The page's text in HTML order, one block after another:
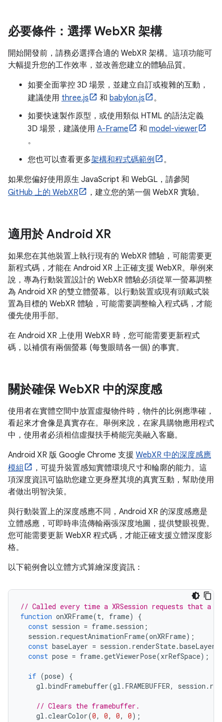
必要條件：選擇 WebXR 架構
開始開發前，請務必選擇合適的 WebXR 架構。這項功能可
大幅提升您的工作效率，並改善您建立的體驗品質。
如要全面掌控 3D 場景，並建立自訂或複雜的互動，
建議使用 three.js 和 babylon.js
。
如要快速製作原型，或使用類似 HTML 的語法定義
3D 場景，建議使用 A-Frame 和 model-viewer
。
您也可以查看更多架構和程式碼範例
。
如果您偏好使用原生 JavaScript 和 WebGL，請參閱
GitHub 上的 WebXR
，建立您的第一個 WebXR 實驗。
適用於 Android XR
如果您在其他裝置上執行現有的 WebXR 體驗，可能需要更
新程式碼，才能在 Android XR 上正確支援 WebXR。舉例來
說，專為行動裝置設計的 WebXR 體驗必須從單一螢幕調整
為 Android XR 的雙立體螢幕。以行動裝置或現有頭戴式裝
置為目標的 WebXR 體驗，可能需要調整輸入程式碼，才能
優先使用手部。
在 Android XR 上使用 WebXR 時，您可能需要更新程式
碼，以補償有兩個螢幕 (每隻眼睛各一個) 的事實。
關於確保 WebXR 中的深度感
使用者在實體空間中放置虛擬物件時，物件的比例應準確，
看起來才會像是真實存在。舉例來說，在家具購物應用程式
中，使用者必須相信虛擬扶手椅能完美融入客廳。
Android XR 版 Google Chrome 支援 WebXR 中的深度感應
模組
，可提升裝置感知實體環境尺寸和輪廓的能力。這
項深度資訊可協助您建立更身歷其境的真實互動，幫助使用
者做出明智決策。
與行動裝置上的深度感應不同，Android XR 的深度感應是
立體感應，可即時串流傳輸兩張深度地圖，提供雙眼視覺。
您可能需要更新 WebXR 程式碼，才能正確支援立體深度影
格。
以下範例會以立體方式算繪深度資訊：
// Called every time a XRSession requests that a
function onXRFrame(t, frame)
{
const session = frame. session ;
session . requestAnimationFrame(onXRFrame);
const baseLayer = session . renderState.baseLayer
const pose = frame.getViewerPose(xrRefSpace);
if (pose)
{
gl .bindFramebuffer(gl . FRAMEBUFFER, session .
// Clears the framebuffer.
gl .clearColor(0, 0, 0, 0);